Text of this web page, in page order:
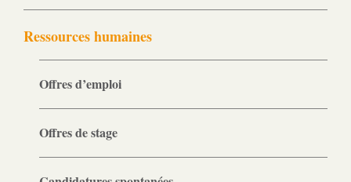
Ressources humaines
Offres d’emploi
Offres de stage